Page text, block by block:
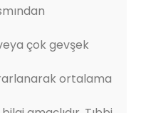
çok gevşek
ortalama